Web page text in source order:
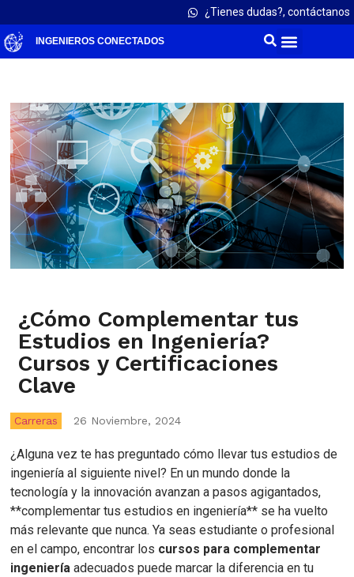
¿Tienes dudas?, contáctanos
INGENIEROS CONECTADOS
¿Cómo Complementar tus
Estudios en Ingeniería?
Cursos y Certificaciones
Clave
Carreras 26 Noviembre, 2024
¿Alguna vez te has preguntado cómo llevar tus estudios de
ingeniería al siguiente nivel? En un mundo donde la
tecnología y la innovación avanzan a pasos agigantados,
**complementar tus estudios en ingeniería** se ha vuelto
más relevante que nunca. Ya seas estudiante o profesional
en el campo, encontrar los cursos para complementar
ingeniería adecuados puede marcar la diferencia en tu